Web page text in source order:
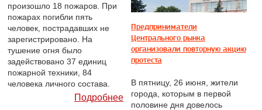
произошло 18 пожаров. При
пожарах погибли пять
человек, пострадавших не
зарегистрировано. На
тушение огня было
задействовано 37 единиц
пожарной техники, 84
человека личного состава.
Подробнее
Предприниматели
Центрального рынка
организовали повторную акцию
протеста
В пятницу, 26 июня, жители
города, которым в первой
половине дня довелось